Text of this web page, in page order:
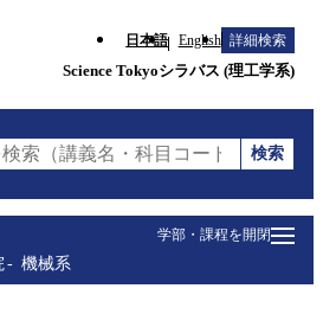
日本語 English 詳細検索
Science Tokyoシラバス (理工学系)
索（講義名・科目コード・担当教員
検索
学部・課程を開閉
機械系